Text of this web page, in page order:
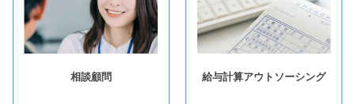
相談顧問 給与計算アウトソーシング